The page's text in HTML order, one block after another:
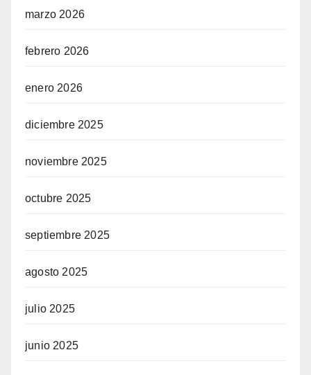
marzo 2026
febrero 2026
enero 2026
diciembre 2025
noviembre 2025
octubre 2025
septiembre 2025
agosto 2025
julio 2025
junio 2025